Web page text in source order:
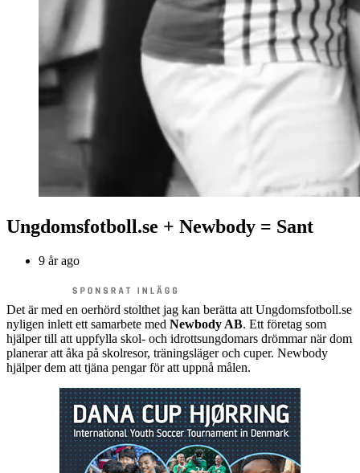
Ungdomsfotboll.se + Newbody = Sant
9 år ago
Det är med en oerhörd stolthet jag kan berätta att Ungdomsfotboll.se
nyligen inlett ett samarbete med Newbody AB. Ett företag som
hjälper till att uppfylla skol- och idrottsungdomars drömmar när dom
planerar att åka på skolresor, träningsläger och cuper. Newbody
hjälper dem att tjäna pengar för att uppnå målen.